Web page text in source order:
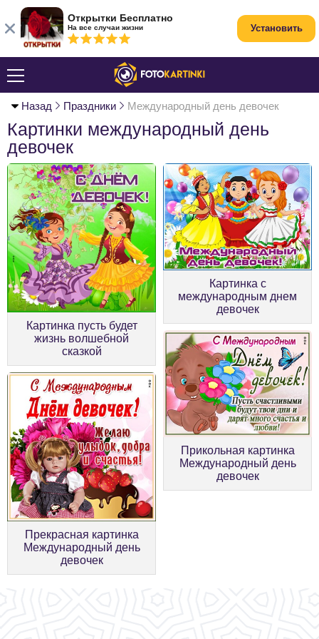
Назад Праздники Международный день девочек
Картинки международный день
девочек
Картинка пусть будет
жизнь волшебной
сказкой
Картинка с
международным днем
девочек
Прекрасная картинка
Международный день
девочек
Прикольная картинка
Международный день
девочек
Открытки Бесплатно
На все случаи жизни Установить